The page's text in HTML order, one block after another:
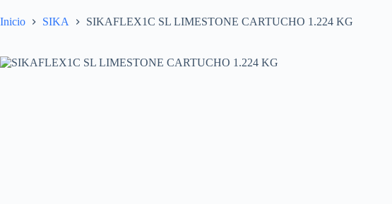
Inicio SIKA SIKAFLEX1C SL LIMESTONE CARTUCHO 1.224 KG